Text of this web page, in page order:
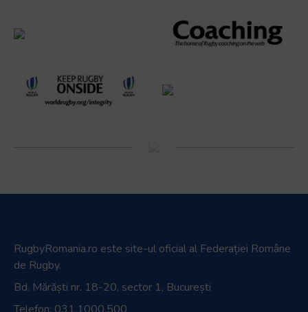
RugbyRomania.ro este site-ul oficial al Federației Române
de Rugby.
Bd. Mărăști nr. 18-20, sector 1, București